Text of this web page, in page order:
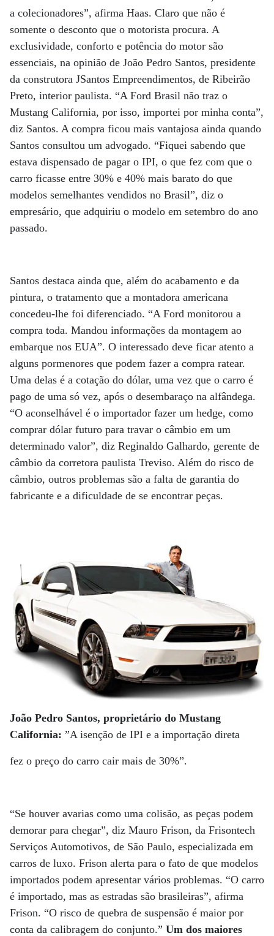
a colecionadores”, afirma Haas. Claro que não é
somente o desconto que o motorista procura. A
exclusividade, conforto e potência do motor são
essenciais, na opinião de João Pedro Santos, presidente
da construtora JSantos Empreendimentos, de Ribeirão
Preto, interior paulista. “A Ford Brasil não traz o
Mustang California, por isso, importei por minha conta”,
diz Santos. A compra ficou mais vantajosa ainda quando
Santos consultou um advogado. “Fiquei sabendo que
estava dispensado de pagar o IPI, o que fez com que o
carro ficasse entre 30% e 40% mais barato do que
modelos semelhantes vendidos no Brasil”, diz o
empresário, que adquiriu o modelo em setembro do ano
passado.
Santos destaca ainda que, além do acabamento e da
pintura, o tratamento que a montadora americana
concedeu-lhe foi diferenciado. “A Ford monitorou a
compra toda. Mandou informações da montagem ao
embarque nos EUA”. O interessado deve ficar atento a
alguns pormenores que podem fazer a compra ratear.
Uma delas é a cotação do dólar, uma vez que o carro é
pago de uma só vez, após o desembaraço na alfândega.
“O aconselhável é o importador fazer um hedge, como
comprar dólar futuro para travar o câmbio em um
determinado valor”, diz Reginaldo Galhardo, gerente de
câmbio da corretora paulista Treviso. Além do risco de
câmbio, outros problemas são a falta de garantia do
fabricante e a dificuldade de se encontrar peças.
João Pedro Santos, proprietário do Mustang
California: ”A isenção de IPI e a importação direta
fez o preço do carro cair mais de 30%”.
“Se houver avarias como uma colisão, as peças podem
demorar para chegar”, diz Mauro Frison, da Frisontech
Serviços Automotivos, de São Paulo, especializada em
carros de luxo. Frison alerta para o fato de que modelos
importados podem apresentar vários problemas. “O carro
é importado, mas as estradas são brasileiras”, afirma
Frison. “O risco de quebra de suspensão é maior por
conta da calibragem do conjunto.” Um dos maiores